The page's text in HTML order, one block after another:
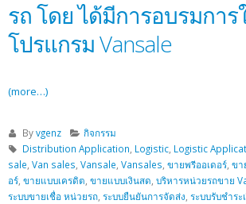
รถ โดย ได้มีการอบรมการ
โปรแกรม Vansale
(more…)
Byvgenz
กิจกรรม
Distribution Application, Logistic, Logistic
sale, Van sales, Vansale, Vansales, ขายพรีออเดอร์, ขา
อร์, ขายแบบเครดิต, ขายแบบเงินสด, บริหารหน่วยรถขาย
ระบบขายเชื่อ หน่วยรถ, ระบบยืนยันการจัดส่ง, ระบบรับชำระ